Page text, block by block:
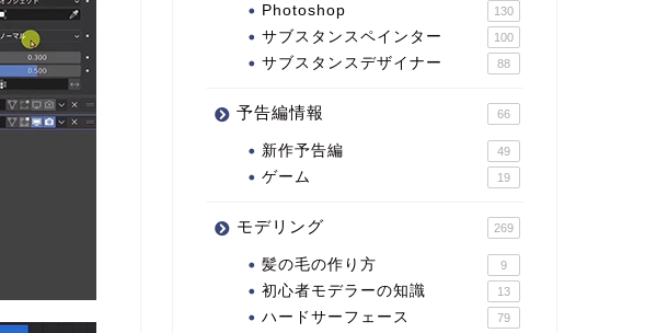
Photoshop 130
サブスタンスペインター 100
サブスタンスデザイナー 88
予告編情報 66
新作予告編 49
ゲーム 19
モデリング 269
髪の毛の作り方 9
初心者モデラーの知識 13
ハードサーフェース 79